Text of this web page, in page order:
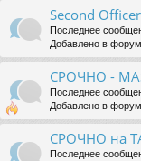
Second
Последнее
Добавлено в
СРОЧНО -
Последнее
Добавлено в
СРОЧНО на
Последнее